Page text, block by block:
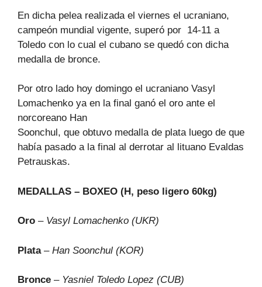
En dicha pelea realizada el viernes el ucraniano,
campeón mundial vigente, superó por 14-11 a
Toledo con lo cual el cubano se quedó con dicha
medalla de bronce.
Por otro lado hoy domingo el ucraniano Vasyl
Lomachenko ya en la final ganó el oro ante el
norcoreano Han
Soonchul, que obtuvo medalla de plata luego de que
había pasado a la final al derrotar al lituano Evaldas
Petrauskas.
MEDALLAS – BOXEO (H, peso ligero 60kg)
Oro – Vasyl Lomachenko (UKR)
Plata– Han Soonchul (KOR)
Bronce – Yasniel Toledo Lopez (CUB)